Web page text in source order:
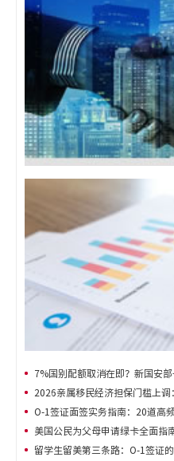
7%国别配额取消在即？新国安
2026亲属移民经济担保门槛上
O-1签证面签实务指南：20道高
美国公民为父母申请绿卡全面指
留学生留美第三条路：O-1签证